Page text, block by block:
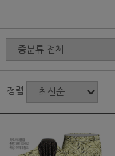
정렬